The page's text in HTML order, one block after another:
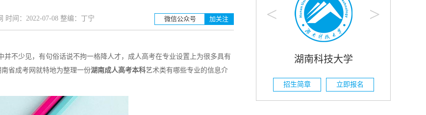
时间：2022-07-08 整编：丁宁 微信公众号 加关注
不少见，有句俗话说不拘一格降人才，成人高考在专业设置上为很多具有
省成考网就特地为整理一份湖南成人高考本科艺术类有哪些专业的信息介
< >
湖南工业大学 湖南科技大学
招生简章 立即报名